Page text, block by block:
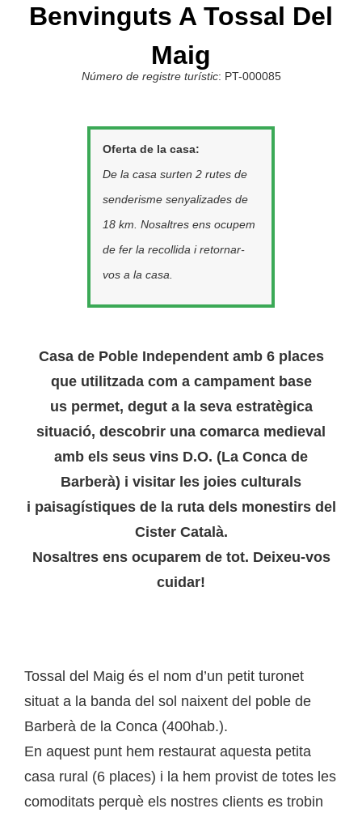
Benvinguts A Tossal Del
Maig
Número de registre turístic: PT-000085
Oferta de la casa:
De la casa surten 2 rutes de
senderisme senyalizades de
18 km. Nosaltres ens ocupem
de fer la recollida i retornar-
vos a la casa.
Casa de Poble Independent amb 6 places
que utilitzada com a campament base
us permet, degut a la seva estratègica
situació, descobrir una comarca medieval
amb els seus vins D.O. (La Conca de
Barberà) i visitar les joies culturals
i paisagístiques de la ruta dels monestirs del
Cister Català.
Nosaltres ens ocuparem de tot. Deixeu-vos
cuidar!
Tossal del Maig és el nom d’un petit turonet
situat a la banda del sol naixent del poble de
Barberà de la Conca (400hab.).
En aquest punt hem restaurat aquesta petita
casa rural (6 places) i la hem provist de totes les
comoditats perquè els nostres clients es trobin